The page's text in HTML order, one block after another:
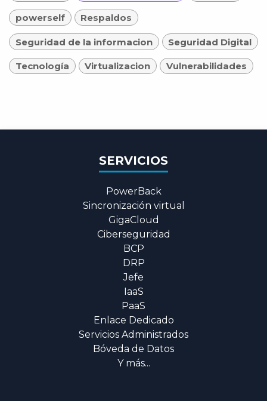
powerself Respaldos
Seguridad de la informacion Seguridad Digital
Tecnología Virtualizacion Vulnerabilidades
SERVICIOS
PowerBack
Sincronización virtual
GigaCloud
Ciberseguridad
BCP
DRP
Jefe
IaaS
PaaS
Enlace Dedicado
Servicios Administrados
Bóveda de Datos
Y más...